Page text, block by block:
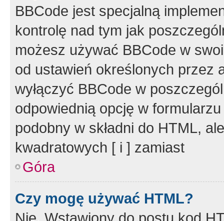
BBCode jest specjalną
kontrolę nad tym jak
możesz używać BBCode w
od ustawień określonych przez
wyłączyć BBCode w
odpowiednią opcję w
podobny w składni do HTML,
kwadratowych [ i ] zamiast
Góra
Czy mogę używać HTML?